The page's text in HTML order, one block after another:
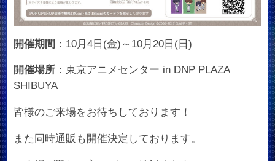
開催期間 ：10月4日(金)～10月20日(日)
開催場所：東京アニメセンター in DNP PLAZA
SHIBUYA
皆様のご来場をお待ちしております！
また同時通販も開催決定しております。